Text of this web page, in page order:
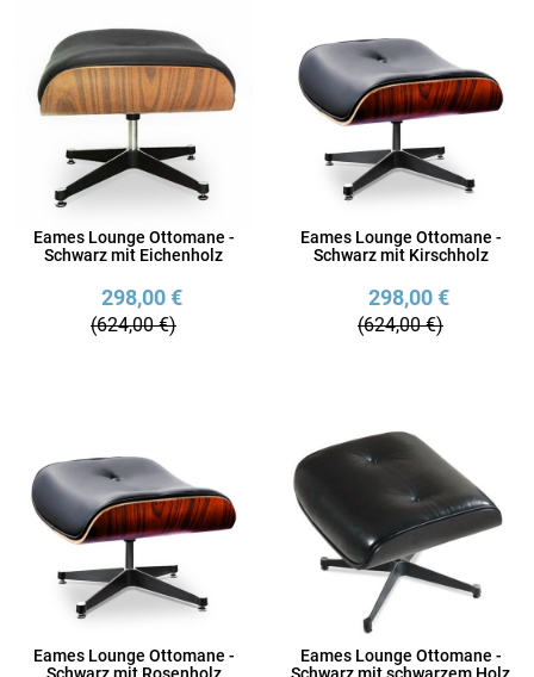
Eames Lounge Ottomane -
Schwarz mit Eichenholz
298,00 €
(624,00 €)
Eames Lounge Ottomane -
Schwarz mit Kirschholz
298,00 €
(624,00 €)
Eames Lounge Ottomane -
Eames Lounge Ottomane -